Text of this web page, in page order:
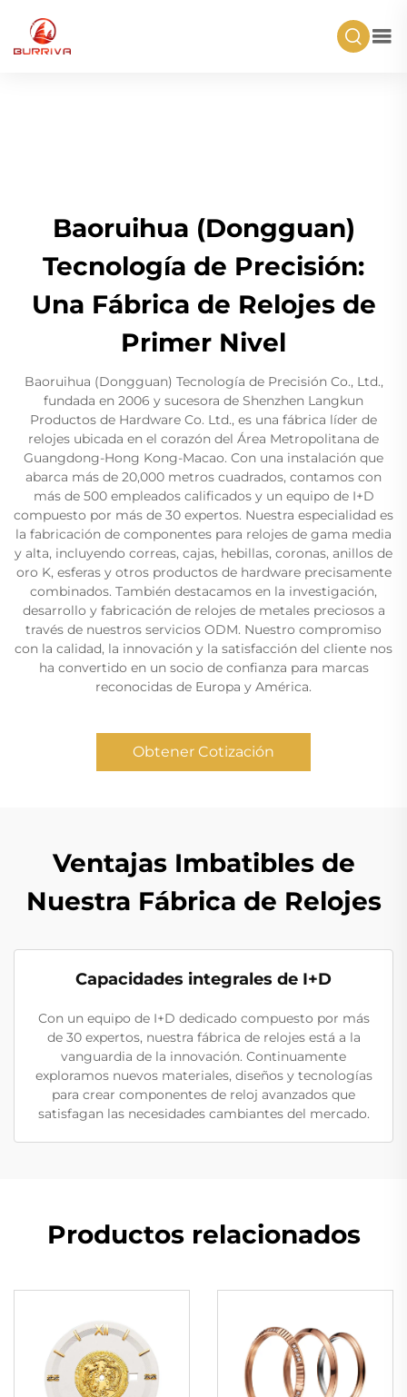
Baoruihua (Dongguan)
Tecnología de Precisión:
Una Fábrica de Relojes de
Primer Nivel
Baoruihua (Dongguan) Tecnología de Precisión Co., Ltd.,
fundada en 2006 y sucesora de Shenzhen Langkun
Productos de Hardware Co. Ltd., es una fábrica líder de
relojes ubicada en el corazón del Área Metropolitana de
Guangdong-Hong Kong-Macao. Con una instalación que
abarca más de 20,000 metros cuadrados, contamos con
más de 500 empleados calificados y un equipo de I+D
compuesto por más de 30 expertos. Nuestra especialidad es
la fabricación de componentes para relojes de gama media
y alta, incluyendo correas, cajas, hebillas, coronas, anillos de
oro K, esferas y otros productos de hardware precisamente
combinados. También destacamos en la investigación,
desarrollo y fabricación de relojes de metales preciosos a
través de nuestros servicios ODM. Nuestro compromiso
con la calidad, la innovación y la satisfacción del cliente nos
ha convertido en un socio de confianza para marcas
reconocidas de Europa y América.
Obtener Cotización
Ventajas Imbatibles de
Nuestra Fábrica de Relojes
Capacidades integrales de I+D
Con un equipo de I+D dedicado compuesto por más
de 30 expertos, nuestra fábrica de relojes está a la
vanguardia de la innovación. Continuamente
exploramos nuevos materiales, diseños y tecnologías
para crear componentes de reloj avanzados que
satisfagan las necesidades cambiantes del mercado.
Productos relacionados